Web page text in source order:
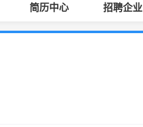
简历中心 招聘企业